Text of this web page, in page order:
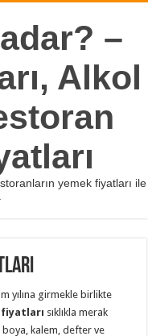
–
Alkol
yemek fiyatları ile
yılına girmekle birlikte
sıklıkla merak
boya, kalem, defter ve